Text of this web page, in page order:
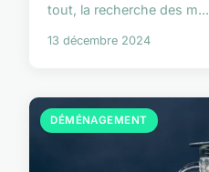
tout, la recherche des m...
13 décembre 2024
DÉMÉNAGEMENT